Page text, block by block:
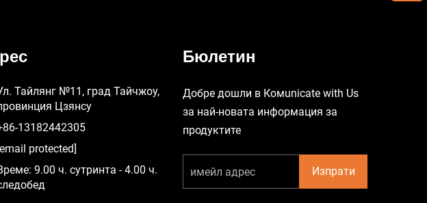
Тайлянг №11, град Тайчжоу,
Цзянсу
13182442305
protected]
9.00 ч. сутринта - 4.00 ч.
Бюлетин
Добре дошли в Комunicate with Us
за най-новата информация за
продуктите
Изпрати